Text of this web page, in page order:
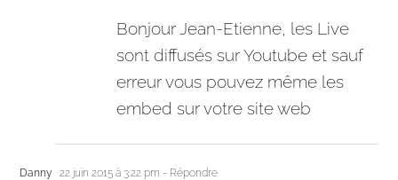
Bonjour Jean-Etienne, les Live
sont diffusés sur Youtube et sauf
erreur vous pouvez même les
embed sur votre site web
Danny 22 juin 2015 à 3:22 pm - Répondre